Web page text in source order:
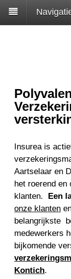
Insurea is
Aartselaar en
het roerend en
klanten.
Een
onze klanten
belangrijkste
medewerkers
bijkomende
Kontich.